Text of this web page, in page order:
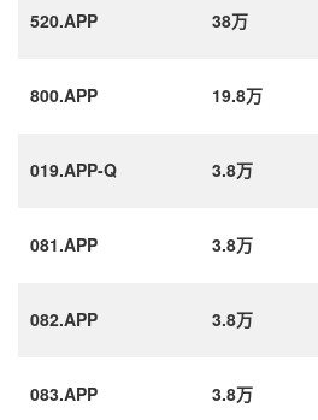
520.APP 38万
800.APP 19.8万
019.APP-Q 3.8万
081.APP 3.8万
082.APP 3.8万
083.APP 3.8万